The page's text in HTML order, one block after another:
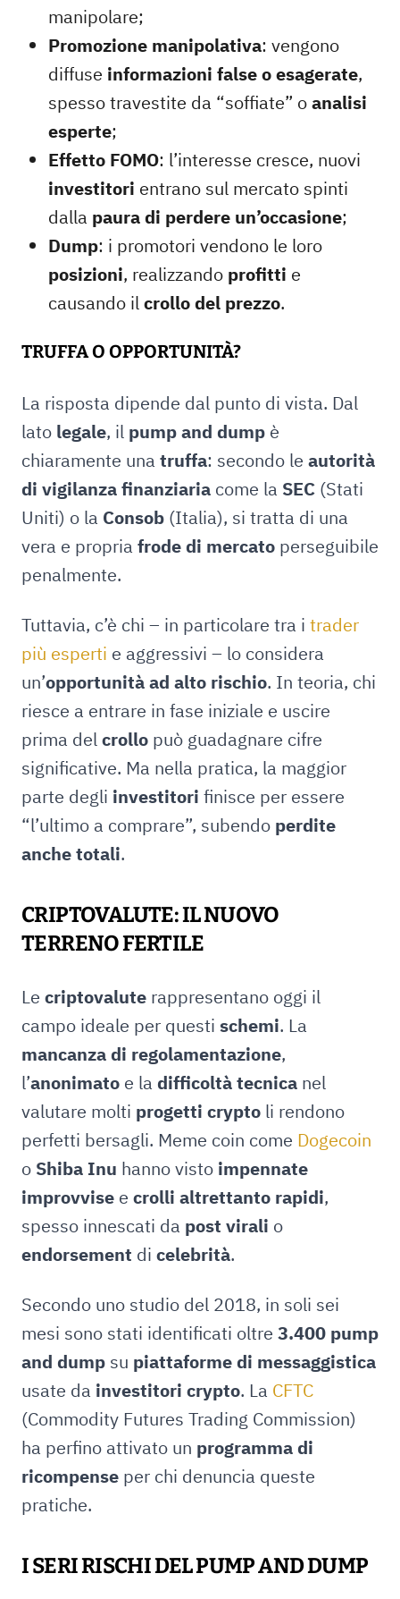
manipolare;
Promozione manipolativa: vengono
diffuse informazioni false o esagerate,
spesso travestite da “soffiate” oanalisi
esperte;
Effetto FOMO: l’interesse cresce, nuovi
investitori entrano sul mercato spinti
dalla paura di perdere un’occasione;
Dump: i promotori vendono le loro
posizioni, realizzando profitti e
causando ilcrollo del prezzo.
TRUFFA O OPPORTUNITÀ?
La risposta dipende dal punto di vista. Dal
lato legale, il pump and dump è
chiaramente una truffa: secondo le autorità
di vigilanza finanziaria come la SEC (Stati
Uniti) o la Consob (Italia), si tratta di una
vera e propria frode di mercato perseguibile
penalmente.
Tuttavia, c’è chi – in particolare tra i trader
più esperti e aggressivi – lo considera
un’opportunità ad alto rischio. In teoria, chi
riesce a entrare in fase iniziale e uscire
prima delcrollo può guadagnare cifre
significative. Ma nella pratica, la maggior
parte degli investitori finisce per essere
“l’ultimo a comprare”, subendo perdite
anche totali.
CRIPTOVALUTE: IL NUOVO
TERRENO FERTILE
Le criptovalute rappresentano oggi il
campo ideale per questi schemi. La
mancanza di regolamentazione,
l’anonimato e la difficoltà tecnica nel
valutare molti progetti crypto li rendono
perfetti bersagli. Meme coin come Dogecoin
o Shiba Inu hanno visto impennate
improvvise e crolli altrettanto rapidi,
spesso innescati da post virali o
endorsement di celebrità.
Secondo uno studio del 2018, in soli sei
mesi sono stati identificati oltre 3.400 pump
and dump su piattaforme di messaggistica
usate da investitori crypto. La CFTC
(Commodity Futures Trading Commission)
ha perfino attivato un programma di
ricompense per chi denuncia queste
pratiche.
I SERI RISCHI DEL PUMP AND DUMP